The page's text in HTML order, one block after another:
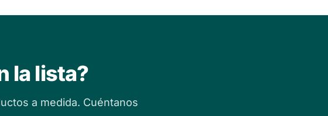
la lista?
a medida. Cuéntanos